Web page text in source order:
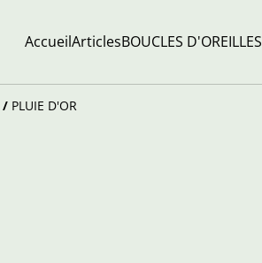
AccueilArticlesBOUCLES D'OREILLES
/ PLUIE D'OR